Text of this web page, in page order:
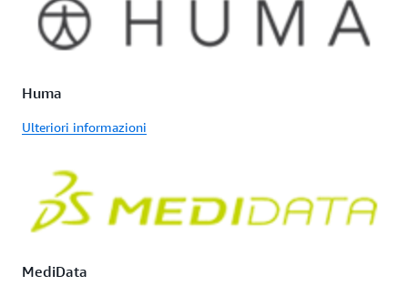
Huma
Ulteriori informazioni
MediData